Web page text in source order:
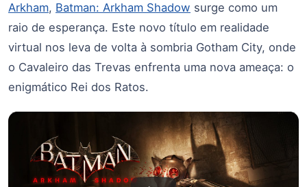
Arkham, Batman: Arkham Shadow surge como um
raio de esperança. Este novo título em realidade
virtual nos leva de volta à sombria Gotham City, onde
o Cavaleiro das Trevas enfrenta uma nova ameaça: o
enigmático Rei dos Ratos.